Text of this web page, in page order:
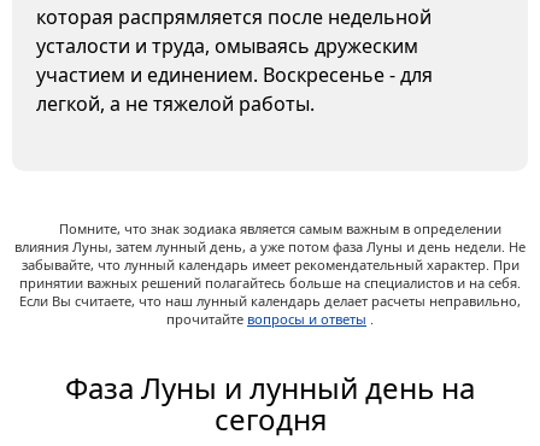
которая распрямляется после недельной
усталости и труда, омываясь дружеским
участием и единением. Воскресенье - для
легкой, а не тяжелой работы.
Помните, что знак зодиака является самым важным в определении
влияния Луны, затем лунный день, а уже потом фаза Луны и день недели. Не
забывайте, что лунный календарь имеет рекомендательный характер. При
принятии важных решений полагайтесь больше на специалистов и на себя.
Если Вы считаете, что наш лунный календарь делает расчеты неправильно,
прочитайте вопросы и ответы .
Фаза Луны и лунный день на
сегодня